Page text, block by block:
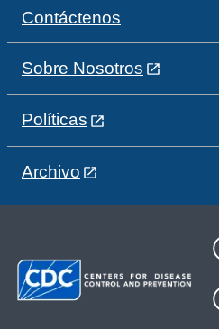
Contáctenos
Sobre Nosotros
Políticas
Archivo